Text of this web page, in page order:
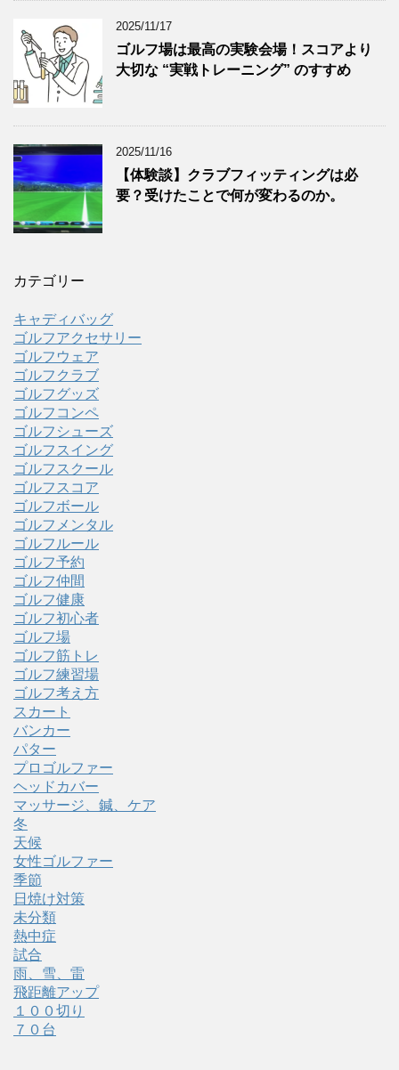
2025/11/17
ゴルフ場は最高の実験会場！スコアより
大切な “実戦トレーニング” のすすめ
2025/11/16
【体験談】クラブフィッティングは必
要？受けたことで何が変わるのか。
カテゴリー
キャディバッグ
ゴルフアクセサリー
ゴルフウェア
ゴルフクラブ
ゴルフグッズ
ゴルフコンペ
ゴルフシューズ
ゴルフスイング
ゴルフスクール
ゴルフスコア
ゴルフボール
ゴルフメンタル
ゴルフルール
ゴルフ予約
ゴルフ仲間
ゴルフ健康
ゴルフ初心者
ゴルフ場
ゴルフ筋トレ
ゴルフ練習場
ゴルフ考え方
スカート
バンカー
パター
プロゴルファー
ヘッドカバー
マッサージ、鍼、ケア
冬
天候
女性ゴルファー
季節
日焼け対策
未分類
熱中症
試合
雨、雪、雷
飛距離アップ
１００切り
７０台